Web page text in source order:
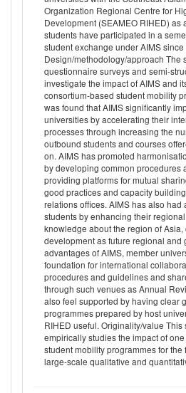
Organization Regional Centre for
Development (SEAMEO RIHED) as
students have participated in a
student exchange under AIMS since
Design/methodology/approach The
questionnaire surveys and semi-
investigate the impact of AIMS and
consortium-based student mobility
was found that AIMS significantly
universities by accelerating their
processes through increasing the
outbound students and courses
on. AIMS has promoted
by developing common procedures
providing platforms for mutual
good practices and capacity
relations offices. AIMS has also had
students by enhancing their
knowledge about the region of
development as future regional and
advantages of AIMS, member
foundation for international
procedures and guidelines and
through such venues as Annual
also feel supported by having clear
programmes prepared by host
RIHED useful. Originality/value
empirically studies the impact of one
student mobility programmes for the
large-scale qualitative and